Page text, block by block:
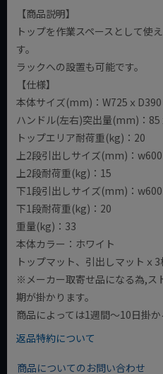
【商品説明】
トップを作業スペースとして使
す。
ラックへの設置も可能です。
【仕様】
本体サイズ(mm)：W725ｘ
ハンドル(左右)突出量(mm)：85
トップエリア耐荷重(kg)：20
上2段引出しサイズ(mm)：
上2段耐荷重(kg)：15
下1段引出しサイズ(mm)：
下1段耐荷重(kg)：20
重量(kg)：33
本体カラー：ホワイト
トップマット、引出しマットｘ
※メーカー取寄せ品になる為,ス
期が掛かります。
商品によっては1週間～10日掛か
返品特約について
商品についてのお問い合わせ